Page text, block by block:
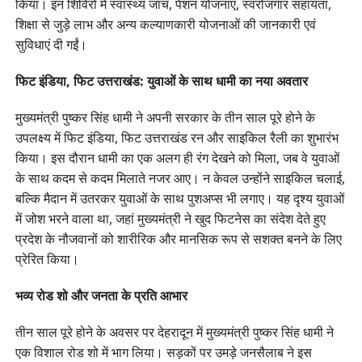
किया। इन शिविरों में स्वास्थ्य जांच, पेंशन योजनाएं, स्वरोजगार सहायता,
शिक्षा से जुड़े लाभ और अन्य कल्याणकारी योजनाओं की जानकारी एवं
सुविधाएं दी गईं।
फिट इंडिया, फिट उत्तराखंड: युवाओं के साथ धामी का नया अवतार
मुख्यमंत्री पुष्कर सिंह धामी ने अपनी सरकार के तीन साल पूरे होने के
उपलक्ष्य में फिट इंडिया, फिट उत्तराखंड रन और साइकिल रैली का शुभारंभ
किया। इस दौरान धामी का एक अलग ही रंग देखने को मिला, जब वे युवाओं
के साथ कदम से कदम मिलाते नजर आए। न केवल उन्होंने साइकिल चलाई,
बल्कि मैदान में उतरकर युवाओं के साथ पुशअप्स भी लगाए। यह दृश्य युवाओं
में जोश भरने वाला था, जहां मुख्यमंत्री ने खुद फिटनेस का संदेश देते हुए
प्रदेश के नौजवानों को शारीरिक और मानसिक रूप से सशक्त बनने के लिए
प्रेरित किया।
भव्य रोड शो और जनता के प्रति आभार
तीन साल पूरे होने के अवसर पर देहरादून में मुख्यमंत्री पुष्कर सिंह धामी ने
एक विशाल रोड शो में भाग लिया। सड़कों पर उमड़े जनसैलाब ने इस